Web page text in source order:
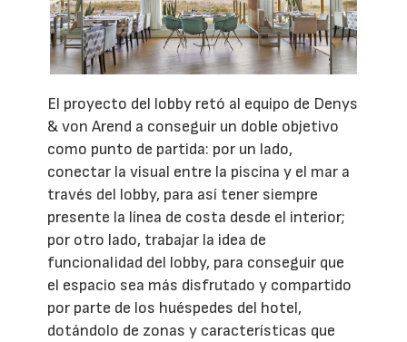
El proyecto del lobby retó al equipo de Denys
& von Arend a conseguir un doble objetivo
como punto de partida: por un lado,
conectar la visual entre la piscina y el mar a
través del lobby, para así tener siempre
presente la línea de costa desde el interior;
por otro lado, trabajar la idea de
funcionalidad del lobby, para conseguir que
el espacio sea más disfrutado y compartido
por parte de los huéspedes del hotel,
dotándolo de zonas y características que